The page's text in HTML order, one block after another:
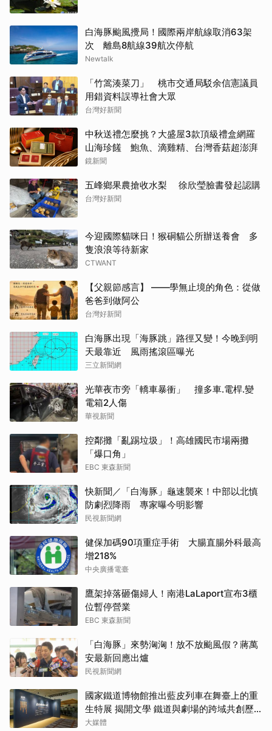
白海豚颱風攪局！國際兩岸航線取消63架
次 離島8航線39航次停航
Newtalk
「竹篙湊菜刀」 桃市交通局駁余信憲議員
用錯資料誤導社會大眾
台灣好新聞
中秋送禮怎麼挑？大盛屋3款頂級禮盒網羅
山海珍饈 鮑魚、滴雞精、台灣香菇超澎湃
鏡新聞
五峰鄉果農搶收水梨 徐欣瑩臉書發起認購
台灣好新聞
今迎國際貓咪日！猴硐貓公所辦送養會 多
隻浪浪等待新家
CTWANT
【父親節感言】 ——學無止境的角色：從做
爸爸到做阿公
台灣好新聞
白海豚出現「海豚跳」路徑又變！今晚到明
天最靠近 風雨搖滾區曝光
三立新聞網
光華夜市旁「轎車暴衝」 撞多車.電桿.變
電箱2人傷
華視新聞
控鄰攤「亂踢垃圾」！高雄國民市場兩攤
「爆口角」
EBC 東森新聞
快新聞／「白海豚」龜速襲來！中部以北慎
防劇烈降雨 專家曝今明影響
民視新聞網
健保加碼90項重症手術 大腸直腸外科最高
增218%
中央廣播電臺
鷹架掉落砸傷婦人！南港LaLaport宣布3櫃
位暫停營業
EBC 東森新聞
「白海豚」來勢洶洶！放不放颱風假？蔣萬
安最新回應出爐
民視新聞網
國家鐵道博物館推出藍皮列車在舞臺上的重
生特展 揭開文學 鐵道與劇場的跨域共創歷
程
大媒體